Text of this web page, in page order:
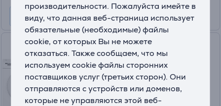
производительности. Пожалуйста имейте в
виду, что данная веб-страница использует
обязательные (необходимые) файлы
cookie, от которых Вы не можете
отказаться. Также сообщаем, что мы
используем cookie файлы сторонних
поставщиков услуг (третьих сторон). Они
отправляются с устройств или доменов,
которые не управляются этой веб-
Bosch, 10 кг + 9 кг -
Стиральная машина +
сушильная машина
WGG254FLS+WQG2420ASN
На складе